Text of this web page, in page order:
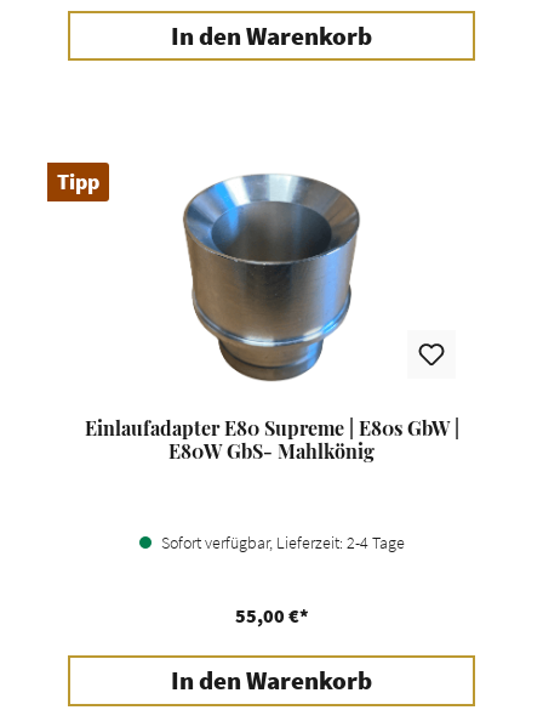
In den Warenkorb
Tipp
Einlaufadapter E80 Supreme | E80s GbW |
E80W GbS- Mahlkönig
Sofort verfügbar, Lieferzeit: 2-4 Tage
55,00 €*
In den Warenkorb